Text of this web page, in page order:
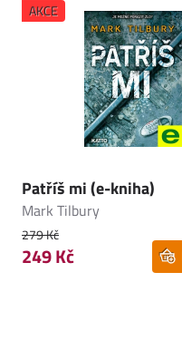
AKCE
Patříš mi (e-kniha)
Mark Tilbury
279 Kč
249 Kč